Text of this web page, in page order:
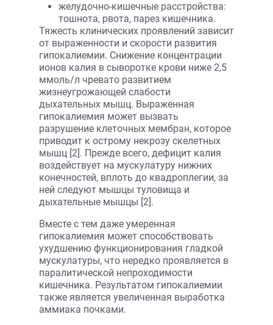
желудочно-кишечные расстройства:
тошнота, рвота, парез кишечника.
Тяжесть клинических проявлений зависит
от выраженности и скорости развития
гипокалиемии. Снижение концентрации
ионов калия в сыворотке крови ниже 2,5
ммоль/л чревато развитием
жизнеугрожающей слабости
дыхательных мышц. Выраженная
гипокалиемия может вызвать
разрушение клеточных мембран, которое
приводит к острому некрозу скелетных
мышц [2]. Прежде всего, дефицит калия
воздействует на мускулатуру нижних
конечностей, вплоть до квадроплегии, за
ней следуют мышцы туловища и
дыхательные мышцы [2].
Вместе с тем даже умеренная
гипокалиемия может способствовать
ухудшению функционирования гладкой
мускулатуры, что нередко проявляется в
паралитической непроходимости
кишечника. Результатом гипокалиемии
также является увеличенная выработка
аммиака почками.